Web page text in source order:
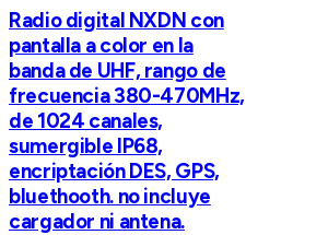
Radio digital NXDN con
pantalla a color en la
banda de UHF, rango de
frecuencia 380-470MHz,
de 1024 canales,
sumergible IP68,
encriptación DES, GPS,
bluethooth. no incluye
cargador ni antena.